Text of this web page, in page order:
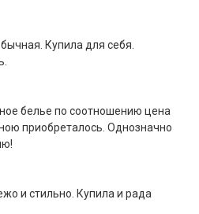
Купила для себя.
белье по соотношению цена
приобреталось. Однозначно
и стильно. Купила и рада